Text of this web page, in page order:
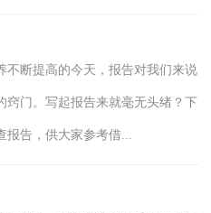
不断提高的今天，报告对我们来说
窍门。写起报告来就毫无头绪？下
报告，供大家参考借...